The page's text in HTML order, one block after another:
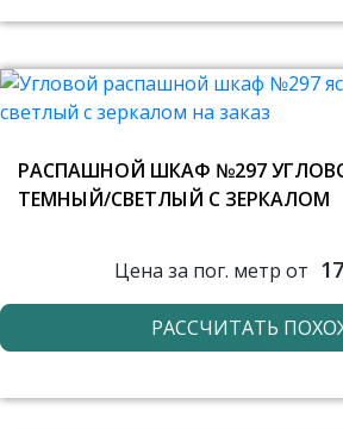
РАСПАШНОЙ ШКАФ №297
ТЕМНЫЙ/СВЕТЛЫЙ С ЗЕРКАЛОМ
Цена за пог. метр от
РАССЧИТАТЬ